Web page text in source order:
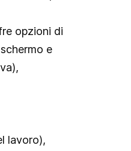
opzioni di
e
lavoro),